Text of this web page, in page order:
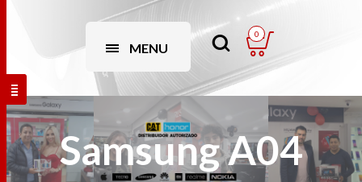
MENU
0
Samsung A04